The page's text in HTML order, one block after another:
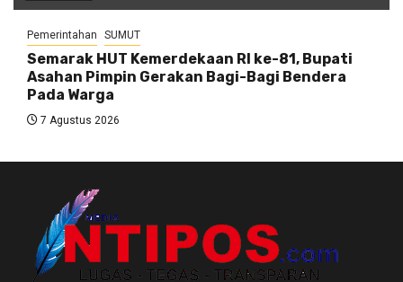
Pemerintahan SUMUT
Semarak HUT Kemerdekaan RI ke-81, Bupati
Asahan Pimpin Gerakan Bagi-Bagi Bendera
Pada Warga
7 Agustus 2026